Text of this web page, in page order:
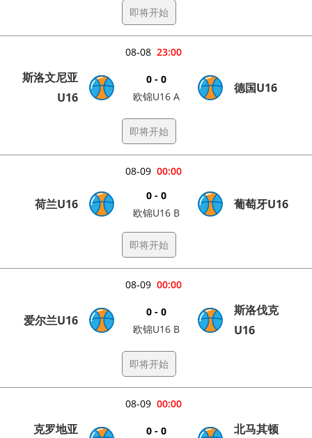
即将开始
23:00
08-08
斯洛文尼亚
U16
0 - 0
欧锦U16 A
德国U16
即将开始
00:00
08-09
荷兰U16
0 - 0
欧锦U16 B
葡萄牙U16
即将开始
00:00
08-09
爱尔兰U16
0 - 0
欧锦U16 B
斯洛伐克
U16
即将开始
00:00
08-09
克罗地亚
0 - 0
北马其顿